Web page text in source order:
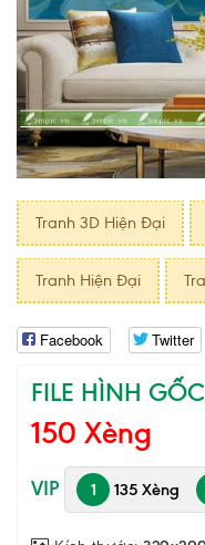
Tranh 3D Hiện Đại
Tranh Hiện Đại
Facebook Twitter
FILE HÌNH GỐC
150 Xèng
VIP 1 135 Xèng